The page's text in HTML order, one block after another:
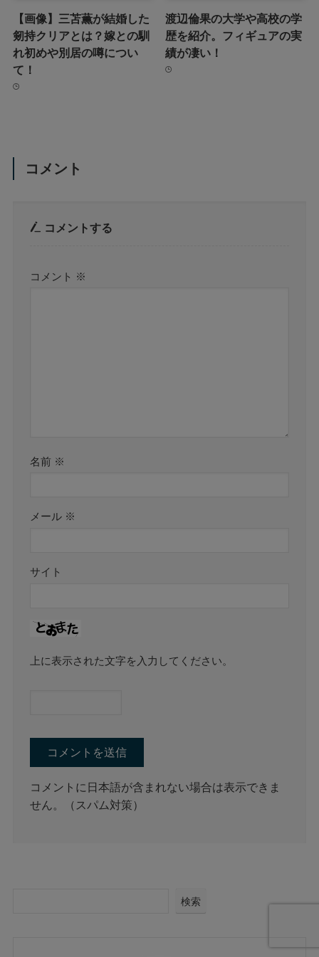
【画像】三苫薫が結婚した
剱持クリアとは？嫁との馴
れ初めや別居の噂につい
て！
渡辺倫果の大学や高校の学
歴を紹介。フィギュアの実
績が凄い！
コメント
コメントする
コメント ※
名前 ※
メール ※
サイト
上に表示された文字を入力してください。
コメントに日本語が含まれない場合は表示できま
せん。（スパム対策）
検索